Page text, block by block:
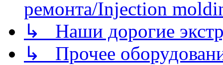
ремонта/Injection
↳ Наши дорогие
↳ Прочее